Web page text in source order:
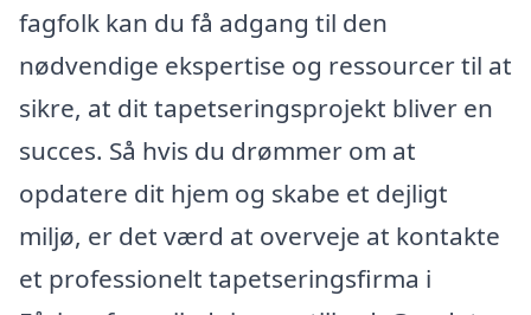
fagfolk kan du få adgang til den
nødvendige ekspertise og ressourcer til at
sikre, at dit tapetseringsprojekt bliver en
succes. Så hvis du drømmer om at
opdatere dit hjem og skabe et dejligt
miljø, er det værd at overveje at kontakte
et professionelt tapetseringsfirma i